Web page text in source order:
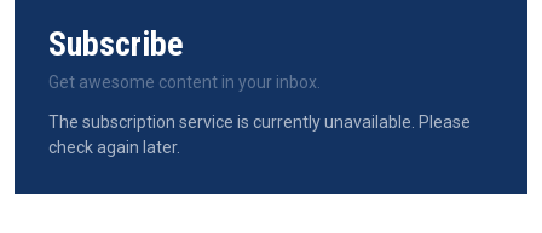
Subscribe
Get awesome content in your inbox.
The subscription service is currently unavailable. Please
check again later.